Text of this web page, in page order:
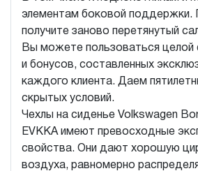
элементам боковой поддержки.
получите заново перетянутый
Вы можете пользоваться целой
и бонусов, составленных
каждого клиента. Даем
скрытых условий.
Чехлы на сиденье Volkswagen
EVKKA имеют превосходные
свойства. Они дают хорошую
воздуха, равномерно